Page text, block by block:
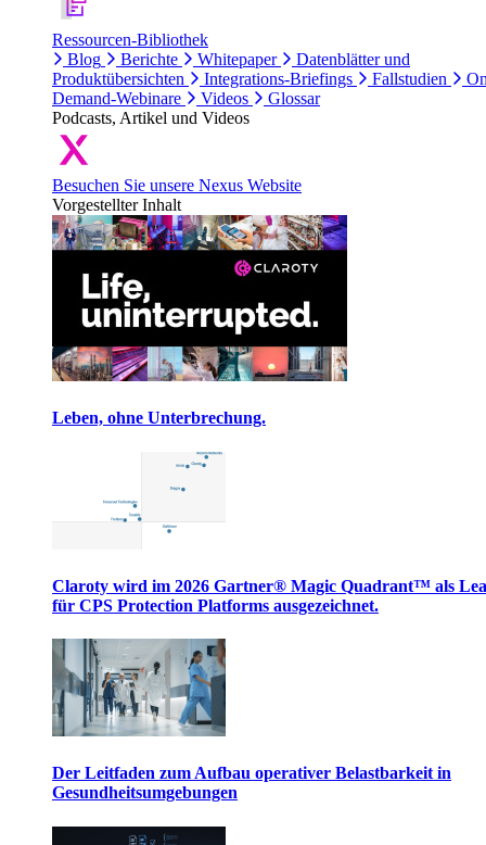
Ressourcen-Bibliothek
Blog
Berichte Whitepaper
Datenblätter und
Produktübersichten
Integrations-Briefings Fallstudien
Demand-Webinare
Videos
Glossar
Podcasts, Artikel und Videos
Besuchen Sie unsere Nexus Website
Vorgestellter Inhalt
Leben, ohne Unterbrechung.
Claroty wird im 2026 Gartner® Magic Quadrant™ als
für CPS Protection Platforms ausgezeichnet.
Der Leitfaden zum Aufbau operativer Belastbarkeit in
Gesundheitsumgebungen